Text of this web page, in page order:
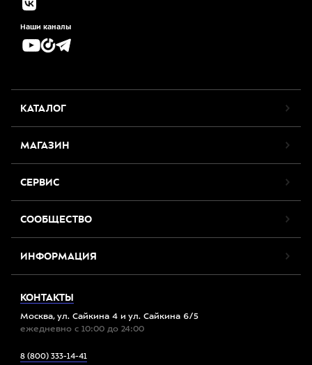
Наши каналы
КАТАЛОГ
МАГАЗИН
СЕРВИС
СООБЩЕСТВО
ИНФОРМАЦИЯ
КОНТАКТЫ
Москва, ул. Сайкина 4 и ул. Сайкина 6/5
ежедневно с 10:00 до 24:00
8 (800) 333-14-41